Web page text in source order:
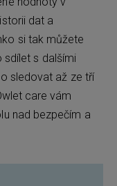
dat a
si tak můžete
sdílet s dalšími
sledovat až ze tří
care vám
nad bezpečím a